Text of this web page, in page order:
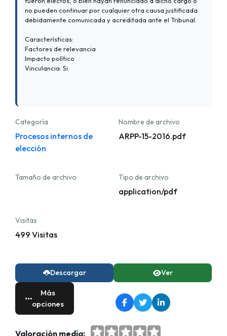
no pueden continuar por cualquier otra causa justificada
debidamente comunicada y acreditada ante el Tribunal.
Características:
Factores de relevancia
Impacto político
Vinculancia: Si
Categoría
Procesos internos de
elección
Nombre de archivo
ARPP-15-2016.pdf
Tamaño de archivo Tipo de archivo
application/pdf
Visitas
499 Visitas
Descargar Ver
Más
opciones
Valoración media: